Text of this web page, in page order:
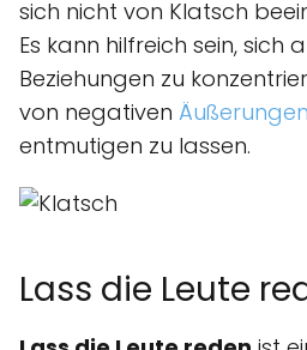
sich nicht von Klatsch
Es kann hilfreich sein, sich
Beziehungen zu
von negativen Äußerungen
entmutigen zu lassen.
Lass die Leute